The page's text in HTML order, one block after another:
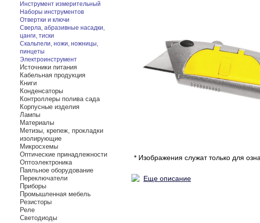
Инструмент измерительный
Наборы инструментов
Отвертки и ключи
Сверла, абразивные насадки,
цанги, тиски
Скальпели, ножи, ножницы,
пинцеты
Электроинструмент
Источники питания
Кабельная продукция
Книги
Конденсаторы
Контроллеры полива сада
Корпусные изделия
Лампы
Материалы
Метизы, крепеж, прокладки
изолирующие
Микросхемы
Оптические принадлежности
Оптоэлектроника
Паяльное оборудование
Переключатели
Приборы
Промышленная мебель
Резисторы
Реле
Светодиоды
* Изображения служат только для
Еще описание